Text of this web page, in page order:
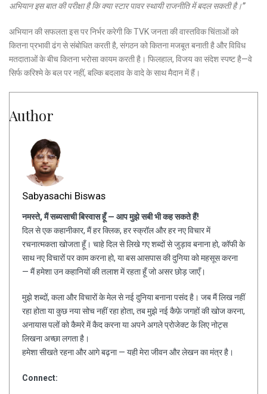
अभियान इस बात की परीक्षा है कि क्या स्टार पावर स्थायी राजनीति में बदल सकती है।”
अभियान की सफलता इस पर निर्भर करेगी कि TVK जनता की वास्तविक चिंताओं को
कितना प्रभावी ढंग से संबोधित करती है, संगठन को कितना मजबूत बनाती है और विविध
मतदाताओं के बीच कितना भरोसा कायम करती है। फिलहाल, विजय का संदेश स्पष्ट है—वे
सिर्फ करिश्मे के बल पर नहीं, बल्कि बदलाव के वादे के साथ मैदान में हैं।
Author
Sabyasachi Biswas
नमस्ते, मैं सब्यसाची बिस्वास हूँ — आप मुझे सबी भी कह सकते हैं!
दिल से एक कहानीकार, मैं हर क्लिक, हर स्क्रॉल और हर नए विचार में
रचनात्मकता खोजता हूँ। चाहे दिल से लिखे गए शब्दों से जुड़ाव बनाना हो, कॉफी के
साथ नए विचारों पर काम करना हो, या बस आसपास की दुनिया को महसूस करना
— मैं हमेशा उन कहानियों की तलाश में रहता हूँ जो असर छोड़ जाएँ।
मुझे शब्दों, कला और विचारों के मेल से नई दुनिया बनाना पसंद है। जब मैं लिख नहीं
रहा होता या कुछ नया सोच नहीं रहा होता, तब मुझे नई कैफ़े जगहों की खोज करना,
अनायास पलों को कैमरे में कैद करना या अपने अगले प्रोजेक्ट के लिए नोट्स
लिखना अच्छा लगता है।
हमेशा सीखते रहना और आगे बढ़ना — यही मेरा जीवन और लेखन का मंत्र है।
Connect: